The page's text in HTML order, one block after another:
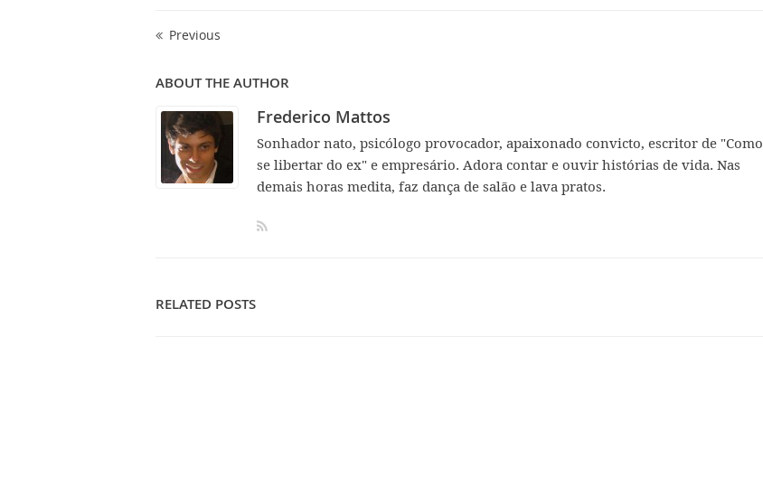
Previous
ABOUT THE AUTHOR
Frederico Mattos
Sonhador nato, psicólogo provocador, apaixonado convicto, escritor de "Como
se libertar do ex" e empresário. Adora contar e ouvir histórias de vida. Nas
demais horas medita, faz dança de salão e lava pratos.
RELATED POSTS